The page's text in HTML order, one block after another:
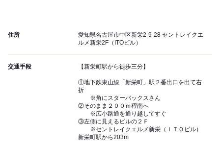
住所
愛知県名古屋市中区新栄2-9-28 セントレイクエ
ルメ新栄2F（ITOビル）
交通手段 【新栄町駅から徒歩三分】
①地下鉄東山線「新栄町」駅２番出口を出て右
折
※角にスターバックスさん
②そのまま２００ｍ程南へ
※広小路通を通り越してすぐ
③左側に見えるビルの２Ｆ
※セントレイクエルメ新栄（ＩＴＯビル）
新栄町駅から203m